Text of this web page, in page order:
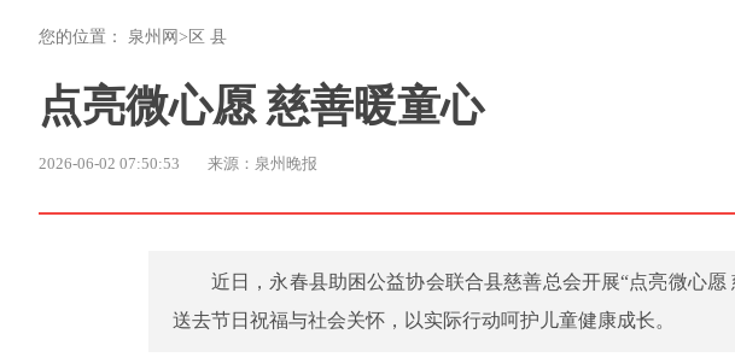
您的位置： 泉州网 > 区 县
点亮微心愿 慈善暖童心
2026-06-02 07:50:53 来源：泉州晚报
近日，永春县助困公益协会联合县慈善总会开展“点亮微心
送去节日祝福与社会关怀，以实际行动呵护儿童健康成长。